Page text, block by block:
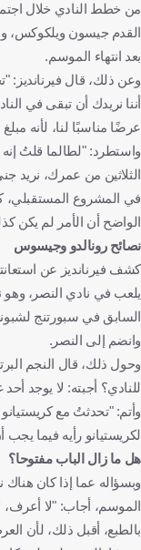
من خطط النادي خلال
القدم جيسون ويلكوكس،
بعد انتهاء الموسم.
وعن ذلك، قال
أننا نريدك أن تبقى في
عرضًا مناسبًا لنا، لأنه
واستطرد: "لطالما قلتُ إنه
الثلاثين من عمرك، نريد
في المشروع
الواضح أن الأمر لم يكن
نصائح رونالدو وجيسوس
كشف فيرنانديز عن
يلعب في نادي النصر،
السابق في سبورتنج
وانضم إلى النصر.
وحول ذلك، قال النجم
للنادي؟ أجبته: لا يوجد
وأتم: "تحدثتُ مع
لكريستيانو رأيه فيما
هل ما زال الباب مفتوحا؟
وبسؤاله عما إذا كان هناك
الموسم، أجاب: "لا أعرف،
بالطبع، أقبل ذلك، لأن